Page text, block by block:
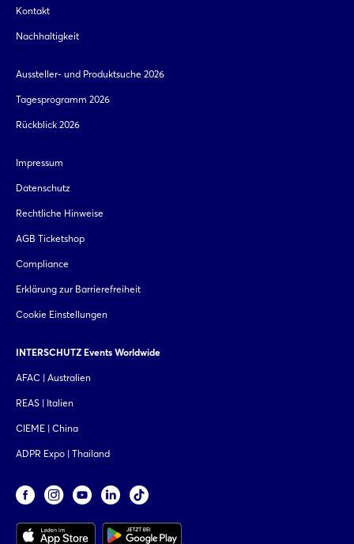
Kontakt
Nachhaltigkeit
Aussteller- und Produktsuche 2026
Tagesprogramm 2026
Rückblick 2026
Impressum
Datenschutz
Rechtliche Hinweise
AGB Ticketshop
Compliance
Erklärung zur Barrierefreiheit
Cookie Einstellungen
INTERSCHUTZ Events Worldwide
AFAC | Australien
REAS | Italien
CIEME | China
ADPR Expo | Thailand